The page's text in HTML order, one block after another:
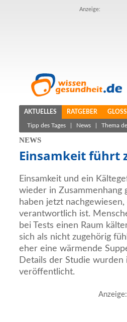
Anzeige:
AKTUELLES RATGEBER
Tipp des Tages News Thema
NEWS
Einsamkeit führt
Einsamkeit und ein
wieder in Zusammenhang
haben jetzt
verantwortlich ist.
bei Tests einen Raum
sich als nicht zugehörig
eher eine wärmende
Details der Studie wurden
veröffentlicht.
Anzeige: